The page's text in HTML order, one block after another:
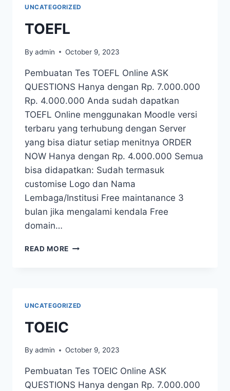
UNCATEGORIZED
TOEFL
By admin October 9, 2023
Pembuatan Tes TOEFL Online ASK
QUESTIONS Hanya dengan Rp. 7.000.000
Rp. 4.000.000 Anda sudah dapatkan
TOEFL Online menggunakan Moodle versi
terbaru yang terhubung dengan Server
yang bisa diatur setiap menitnya ORDER
NOW Hanya dengan Rp. 4.000.000 Semua
bisa didapatkan: Sudah termasuk
customise Logo dan Nama
Lembaga/Institusi Free maintanance 3
bulan jika mengalami kendala Free
domain…
READ MORE
UNCATEGORIZED
TOEIC
By admin October 9, 2023
Pembuatan Tes TOEIC Online ASK
QUESTIONS Hanya dengan Rp. 7.000.000